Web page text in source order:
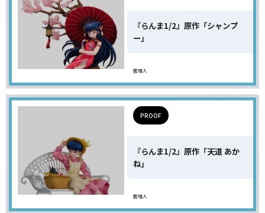
『らんま1/2』原作「シャンプ
ー」
管理人
PROOF
『らんま1/2』原作「天道 あか
ね」
管理人